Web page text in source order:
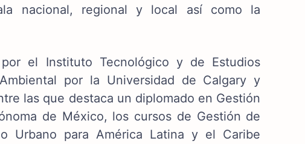
nacional, regional y local así como la
el Instituto Tecnológico y de Estudios
por la Universidad de Calgary y
las que destaca un diplomado en Gestión
de México, los cursos de Gestión de
Urbano para América Latina y el Caribe